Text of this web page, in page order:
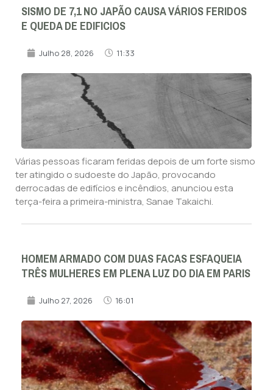
SISMO DE 7,1 NO JAPÃO CAUSA VÁRIOS FERIDOS
E QUEDA DE EDIFICIOS
Julho 28, 2026 11:33
Várias pessoas ficaram feridas depois de um forte sismo
ter atingido o sudoeste do Japão, provocando
derrocadas de edifícios e incêndios, anunciou esta
terça-feira a primeira-ministra, Sanae Takaichi.
HOMEM ARMADO COM DUAS FACAS ESFAQUEIA
TRÊS MULHERES EM PLENA LUZ DO DIA EM PARIS
Julho 27, 2026 16:01